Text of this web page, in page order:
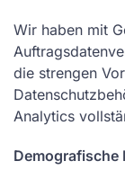
Wir haben mit
die strengen
Analytics
Demografische